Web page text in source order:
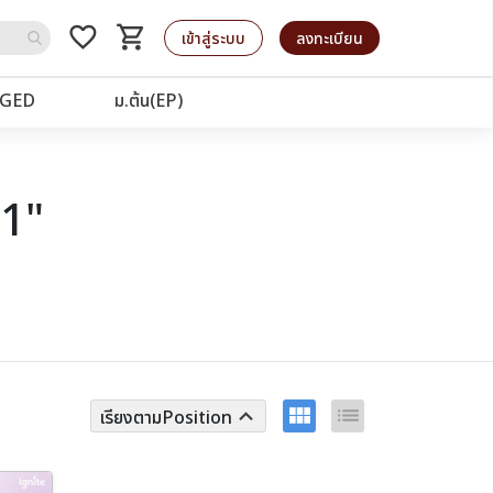
favorite_border shopping_cart
รถเข็น เข้าสู่ระบบ ลงทะเบียน
GED ม.ต้น(EP)
เรียงตามPosition keyboard_arrow_up view_module list